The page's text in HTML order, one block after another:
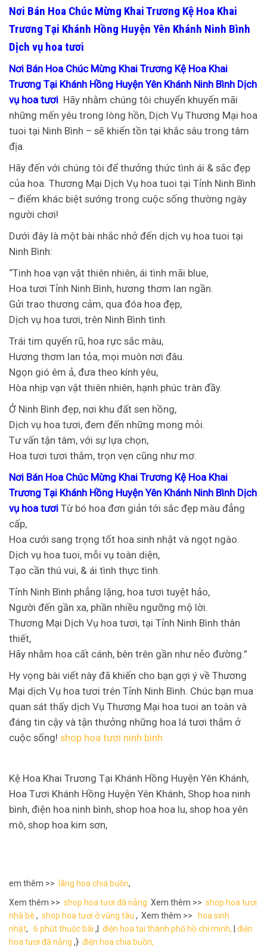
Nơi Bán Hoa Chúc Mừng Khai Trương Kệ Hoa Khai
Trương Tại Khánh Hồng Huyện Yên Khánh Ninh Bình
Dịch vụ hoa tươi
Nơi Bán Hoa Chúc Mừng Khai Trương Kệ Hoa Khai
Trương Tại Khánh Hồng Huyện Yên Khánh Ninh Bình Dịch
vụ hoa tươi Hãy nhằm chúng tôi chuyển khuyến mãi
những mến yêu trong lòng hồn, Dịch Vụ Thương Mại hoa
tuoi tại Ninh Bình – sẽ khiến tồn tại khắc sâu trong tâm
địa.
Hãy đến với chúng tôi để thưởng thức tình ái & sắc đẹp
của hoa. Thương Mại Dịch Vụ hoa tuoi tại Tỉnh Ninh Bình
– điểm khác biệt sướng trong cuộc sống thường ngày
người chơi!
Dưới đây là một bài nhắc nhở đến dịch vụ hoa tuoi tại
Ninh Bình:
“Tinh hoa vạn vật thiên nhiên, ái tình mãi blue,
Hoa tươi Tỉnh Ninh Bình, hương thơm lan ngần.
Gửi trao thương cảm, qua đóa hoa đẹp,
Dịch vụ hoa tươi, trên Ninh Bình tình.
Trái tim quyến rũ, hoa rực sắc màu,
Hương thơm lan tỏa, mọi muôn nơi đâu.
Ngọn gió êm ả, đưa theo kính yêu,
Hòa nhịp vạn vật thiên nhiên, hạnh phúc tràn đầy.
Ở Ninh Bình đẹp, nơi khu đất sen hồng,
Dịch vụ hoa tươi, đem đến những mong mỏi.
Tư vấn tận tâm, với sự lựa chọn,
Hoa tươi tươi thắm, trọn vẹn cũng như mơ.
Nơi Bán Hoa Chúc Mừng Khai Trương Kệ Hoa Khai
Trương Tại Khánh Hồng Huyện Yên Khánh Ninh Bình Dịch
vụ hoa tươi Từ bó hoa đơn giản tới sắc đẹp màu đẳng
cấp,
Hoa cưới sang trọng tốt hoa sinh nhật và ngọt ngào.
Dịch vụ hoa tuoi, mỗi vụ toàn diện,
Tạo cần thú vui, & ái tình thực tình.
Tỉnh Ninh Bình phẳng lặng, hoa tươi tuyệt hảo,
Người đến gần xa, phần nhiều ngưỡng mộ lời.
Thương Mại Dịch Vụ hoa tươi, tại Tỉnh Ninh Bình thân
thiết,
Hãy nhằm hoa cất cánh, bên trên gần như nẻo đường.”
Hy vọng bài viết này đã khiến cho bạn gợi ý về Thương
Mại dịch Vụ hoa tươi trên Tỉnh Ninh Bình. Chúc bạn mua
quan sát thấy dịch Vụ Thương Mại hoa tuoi an toàn và
đáng tin cậy và tận thưởng những hoa lá tươi thắm ở
cuộc sống! shop hoa tươi ninh bình
Kệ Hoa Khai Trương Tại Khánh Hồng Huyện Yên Khánh,
Hoa Tươi Khánh Hồng Huyện Yên Khánh, Shop hoa ninh
bình, điện hoa ninh bình, shop hoa hoa lu, shop hoa yên
mô, shop hoa kim sơn,
em thêm >> lãng hoa chia buồn,
Xem thêm >> shop hoa tươi đà nẵng Xem thêm >> shop hoa tươi
nhà bè , shop hoa tươi ở vũng tàu , Xem thêm >>
hoa sinh
nhật, 6 phút thuộc bài ,| điện hoa tại thành phố hồ chí minh,
điện
hoa tươi đà nẵng ,} điện hoa chia buồn,